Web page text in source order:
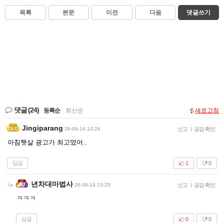
목록 본문 이전 다음 댓글쓰기
댓글(24) 등록순 최신순 새로고침
Jingiparang 26-06-14 13:24 신고 | 공감 확인
아침햇살 광고가 최고였어..
답글 0
1
년차대마법사 26-06-14 13:25 신고 | 공감 확인
ㅋㅋㅋ
답글 0
0